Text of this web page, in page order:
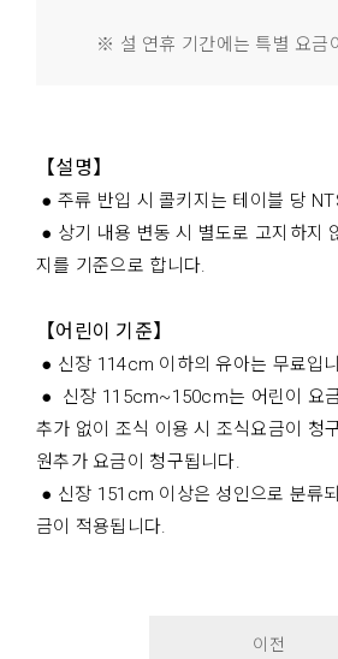
※ 설 연휴 기간에는 특별 요금
【설명】
● 주류 반입 시 콜키지는 테이블 당
● 상기 내용 변동 시 별도로 고지하지
지를 기준으로 합니다.
【어린이 기준】
● 신장 114cm 이하의 유아는 무료입
● 신장 115cm~150cm는 어린이 요
추가 없이 조식 이용 시 조식요금이 청
원추가 요금이 청구됩니다.
● 신장 151cm 이상은 성인으로 분류
금이 적용됩니다.
이전